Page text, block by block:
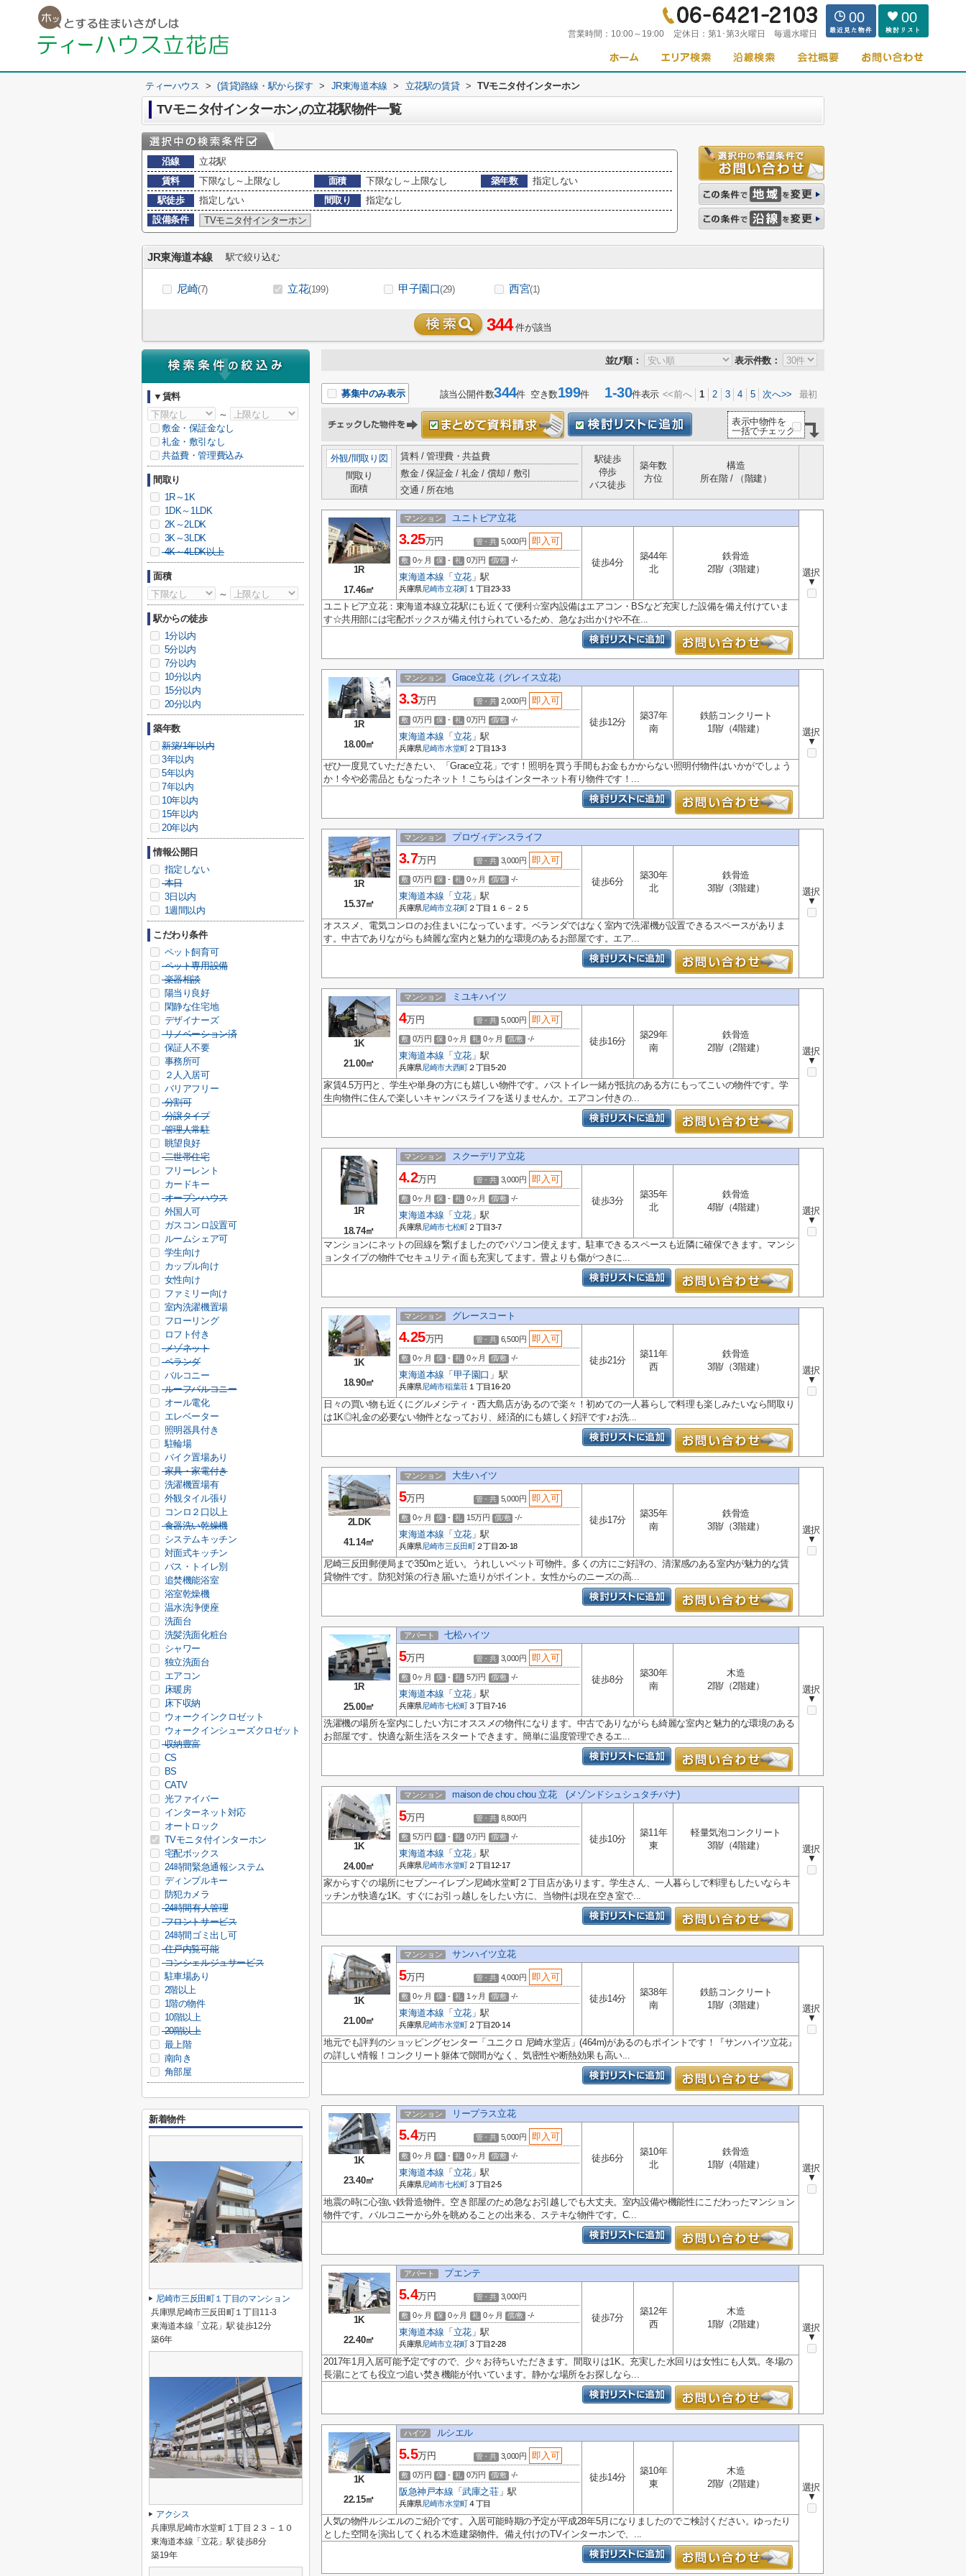
営業時間： 10:00～19:00 定休日： 第1･第3火曜日 毎週水曜日
00 00
ティーハウス > (賃貸)路線・駅から探す > JR東海道本線 > 立花駅の賃貸 > TVモニタ付インターホン
TVモニタ付インターホン,の立花駅物件一覧
沿線
立花駅
賃料
下限なし～上限なし 面積 下限なし～上限なし 築年数
指定しない
駅徒歩
指定しない 間取り
指定なし
設備条件
TVモニタ付インターホン
JR東海道本線 駅で絞り込む
尼崎(7) 立花(199) 甲子園口(29) 西宮(1)
344 件が該当
並び順： 表示件数：
募集中のみ表示 該当公開件数344件 空き数199件1-30件表示 <<前へ 1 2 3 4 5 次へ>> 最初
表示中物件を
一括でチェック
外観/間取り図
間取り
面積
賃料 / 管理費・共益費
敷金 / 保証金 / 礼金 / 償却 / 敷引
交通 / 所在地
駅徒歩
停歩
バス徒歩
築年数
方位
構造
所在階 / （階建）
1R
17.46㎡
マンション ユニトピア立花
選択
▼
3.25万円 管・共 5,000円 即入可
敷 0ヶ月 保 - 礼 0万円 償/敷 -/-
東海道本線 「 立花」駅
兵庫県尼崎市立花町 １丁目23-33
徒歩4分
築44年
北
鉄骨造
2階/（3階建）
ユニトピア立花：東海道本線立花駅にも近くて便利☆室内設備はエアコン・BSなど充実した設備を備え付けていま
す☆共用部には宅配ボックスが備え付けられているため、急なお出かけや不在...
1R
18.00㎡
マンション Grace立花（グレイス立花）
選択
▼
3.3万円 管・共 2,000円 即入可
敷 0万円 保 - 礼 0万円 償/敷 -/-
東海道本線 「 立花」駅
兵庫県尼崎市水堂町 ２丁目13-3
徒歩12分
築37年
南
鉄筋コンクリート
1階/（4階建）
ぜひ一度見ていただきたい、「Grace立花」です！照明を買う手間もお金もかからない照明付物件はいかがでしょう
か！今や必需品ともなったネット！こちらはインターネット有り物件です！...
1R
15.37㎡
マンション プロヴィデンスライフ
選択
▼
3.7万円 管・共 3,000円 即入可
敷 0万円 保 - 礼 0ヶ月 償/敷 -/-
東海道本線 「 立花」駅
兵庫県尼崎市立花町 ２丁目１６－２５
徒歩6分
築30年
北
鉄骨造
3階/（3階建）
オススメ、電気コンロのお住まいになっています。ベランダではなく室内で洗濯機が設置できるスペースがありま
す。中古でありながらも綺麗な室内と魅力的な環境のあるお部屋です。エア...
1K
21.00㎡
マンション ミユキハイツ
選択
▼
4万円 管・共 5,000円 即入可
敷 0万円 保 0ヶ月 礼 0ヶ月 償/敷 -/-
東海道本線 「 立花」駅
兵庫県尼崎市大西町 ２丁目5-20
徒歩16分
築29年
南
鉄骨造
2階/（2階建）
家賃4.5万円と、学生や単身の方にも嬉しい物件です。バストイレ一緒が抵抗のある方にもってこいの物件です。学
生向物件に住んで楽しいキャンパスライフを送りませんか。エアコン付きの...
1R
18.74㎡
マンション スクーデリア立花
選択
▼
4.2万円 管・共 3,000円 即入可
敷 0ヶ月 保 - 礼 0ヶ月 償/敷 -/-
東海道本線 「 立花」駅
兵庫県尼崎市七松町 ２丁目3-7
徒歩3分
築35年
北
鉄骨造
4階/（4階建）
マンションにネットの回線を繋げましたのでパソコン使えます。駐車できるスペースも近隣に確保できます。マンシ
ョンタイプの物件でセキュリティ面も充実してます。畳よりも傷がつきに...
1K
18.90㎡
マンション グレースコート
選択
▼
4.25万円 管・共 6,500円 即入可
敷 0ヶ月 保 - 礼 0ヶ月 償/敷 -/-
東海道本線 「 甲子園口 」駅
兵庫県尼崎市稲葉荘１丁目16-20
徒歩21分
築11年
西
鉄骨造
3階/（3階建）
日々の買い物も近くにグルメシティ・西大島店があるので楽々！初めての一人暮らしで料理も楽しみたいなら間取り
は1K◎礼金の必要ない物件となっており、経済的にも嬉しく好評です♪お洗...
2LDK
41.14㎡
マンション 大生ハイツ
選択
▼
5万円 管・共 5,000円 即入可
敷 0ヶ月 保 - 礼 15万円 償/敷 -/-
東海道本線 「 立花」駅
兵庫県尼崎市三反田町 ２丁目20-18
徒歩17分
築35年
南
鉄骨造
3階/（3階建）
尼崎三反田郵便局まで350mと近い。うれしいペット可物件。多くの方にご好評の、清潔感のある室内が魅力的な賃
貸物件です。防犯対策の行き届いた造りがポイント。女性からのニーズの高...
1R
25.00㎡
アパート 七松ハイツ
選択
▼
5万円 管・共 3,000円 即入可
敷 0ヶ月 保 - 礼 5万円 償/敷 -/-
東海道本線 「 立花」駅
兵庫県尼崎市七松町 ３丁目7-16
徒歩8分
築30年
南
木造
2階/（2階建）
洗濯機の場所を室内にしたい方にオススメの物件になります。中古でありながらも綺麗な室内と魅力的な環境のある
お部屋です。快適な新生活をスタートできます。簡単に温度管理できるエ...
1K
24.00㎡
マンション maison de chou chou 立花 (メゾンドシュシュタチバナ)
選択
▼
5万円 管・共 8,800円
敷 5万円 保 - 礼 0万円 償/敷 -/-
東海道本線 「 立花」駅
兵庫県尼崎市水堂町 ２丁目12-17
徒歩10分
築11年
東
軽量気泡コンクリート
3階/（4階建）
家からすぐの場所にセブン−イレブン尼崎水堂町２丁目店があります。学生さん、一人暮らしで料理もしたいならキ
ッチンが快適な1K。すぐにお引っ越しをしたい方に、当物件は現在空き室で...
1K
21.00㎡
マンション サンハイツ立花
選択
▼
5万円 管・共 4,000円 即入可
敷 0ヶ月 保 - 礼 1ヶ月 償/敷 -/-
東海道本線 「 立花」駅
兵庫県尼崎市水堂町 ２丁目20-14
徒歩14分
築38年
南
鉄筋コンクリート
1階/（3階建）
地元でも評判のショッピングセンター「ユニクロ 尼崎水堂店」(464m)があるのもポイントです！『サンハイツ立花』
の詳しい情報！コンクリート躯体で隙間がなく、気密性や断熱効果も高い...
1K
23.40㎡
マンション リープラス立花
選択
▼
5.4万円 管・共 5,000円 即入可
敷 0ヶ月 保 - 礼 0ヶ月 償/敷 -/-
東海道本線 「 立花」駅
兵庫県尼崎市七松町 ３丁目2-5
徒歩6分
築10年
北
鉄骨造
1階/（4階建）
地震の時に心強い鉄骨造物件。空き部屋のため急なお引越しでも大丈夫。室内設備や機能性にこだわったマンション
物件です。バルコニーから外を眺めることの出来る、ステキな物件です。C...
1K
22.40㎡
アパート プエンテ
選択
▼
5.4万円 管・共 3,000円
敷 0ヶ月 保 0ヶ月 礼 0ヶ月 償/敷 -/-
東海道本線 「 立花」駅
兵庫県尼崎市立花町 ３丁目2-28
徒歩7分
築12年
西
木造
1階/（2階建）
2017年1月入居可能予定ですので、少々お待ちいただきます。間取りは1K。充実した水回りは女性にも人気。冬場の
長湯にとても役立つ追い焚き機能が付いています。静かな場所をお探しなら...
1K
22.15㎡
ハイツ ルシエル
選択
▼
5.5万円 管・共 3,000円 即入可
敷 0万円 保 - 礼 0万円 償/敷 -/-
阪急神戸本線 「武庫之荘」駅
兵庫県尼崎市水堂町 ４丁目
徒歩14分
築10年
東
木造
2階/（2階建）
人気の物件ルシエルのご紹介です。入居可能時期の予定が平成28年5月になりましたのでご検討ください。ゆったり
とした空間を演出してくれる木造建築物件。備え付けのTVインターホンで、...
▼賃料
～
敷金・保証金なし
礼金・敷引なし
共益費・管理費込み
間取り
1R～1K
1DK～1LDK
2K～2LDK
3K～3LDK
4K～4LDK以上
面積
～
駅からの徒歩
1分以内
5分以内
7分以内
10分以内
15分以内
20分以内
築年数
新築/1年以内
3年以内
5年以内
7年以内
10年以内
15年以内
20年以内
情報公開日
指定しない
本日
3日以内
1週間以内
こだわり条件
ペット飼育可
ペット専用設備
楽器相談
陽当り良好
閑静な住宅地
デザイナーズ
リノベーション済
保証人不要
事務所可
２人入居可
バリアフリー
分割可
分譲タイプ
管理人常駐
眺望良好
二世帯住宅
フリーレント
カードキー
オープンハウス
外国人可
ガスコンロ設置可
ルームシェア可
学生向け
カップル向け
女性向け
ファミリー向け
室内洗濯機置場
フローリング
ロフト付き
メゾネット
ベランダ
バルコニー
ルーフバルコニー
オール電化
エレベーター
照明器具付き
駐輪場
バイク置場あり
家具・家電付き
洗濯機置場有
外観タイル張り
コンロ２口以上
食器洗い乾燥機
システムキッチン
対面式キッチン
バス・トイレ別
追焚機能浴室
浴室乾燥機
温水洗浄便座
洗面台
洗髪洗面化粧台
シャワー
独立洗面台
エアコン
床暖房
床下収納
ウォークインクロゼット
ウォークインシューズクロゼット
収納豊富
CS
BS
CATV
光ファイバー
インターネット対応
オートロック
TVモニタ付インターホン
宅配ボックス
24時間緊急通報システム
ディンプルキー
防犯カメラ
24時間有人管理
フロントサービス
24時間ゴミ出し可
住戸内覧可能
コンシェルジュサービス
駐車場あり
2階以上
1階の物件
10階以上
20階以上
最上階
南向き
角部屋
新着物件
尼崎市三反田町１丁目のマンション
兵庫県尼崎市三反田町１丁目11-3
東海道本線「立花」駅 徒歩12分
築6年
アクシス
兵庫県尼崎市水堂町１丁目２３－１０
東海道本線「立花」駅 徒歩8分
築19年